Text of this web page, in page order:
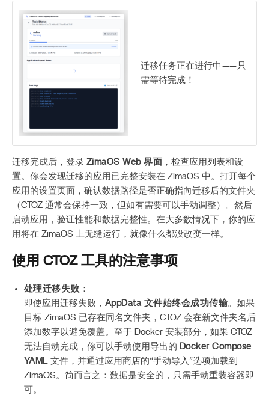
迁移任务正在进行中——只
需等待完成！
迁移完成后，登录 ZimaOS Web 界面 ，检查应用列表和设
置。你会发现迁移的应用已完整安装在 ZimaOS 中。打开每个
应用的设置页面，确认数据路径是否正确指向迁移后的文件夹
（CTOZ 通常会保持一致，但如有需要可以手动调整）。然后
启动应用，验证性能和数据完整性。在大多数情况下，你的应
用将在 ZimaOS 上无缝运行，就像什么都没改变一样。
使用 CTOZ 工具的注意事项
处理迁移失败 ：
即使应用迁移失败， AppData 文件始终会成功传输。如果
目标 ZimaOS 已存在同名文件夹，CTOZ 会在新文件夹名后
添加数字以避免覆盖。至于 Docker 安装部分，如果 CTOZ
无法自动完成，你可以手动使用导出的 Docker Compose
YAML文件，并通过应用商店的“手动导入”选项加载到
ZimaOS。简而言之：数据是安全的，只需手动重装容器即
可。